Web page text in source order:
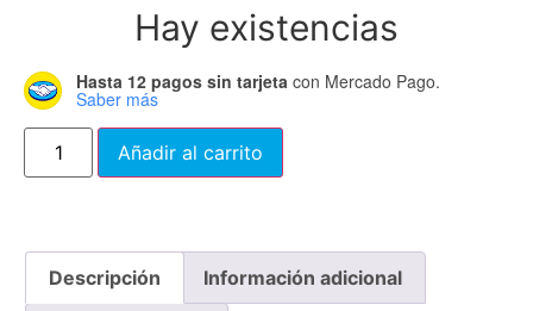
Hay existencias
Hasta 12 pagos sin tarjeta con Mercado Pago.
Saber más
Añadir al carrito
Descripción Información adicional